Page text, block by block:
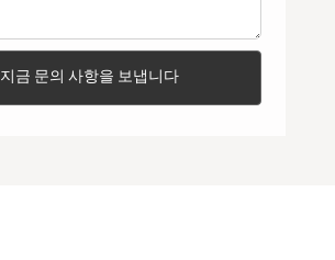
지금 문의 사항을 보냅니다